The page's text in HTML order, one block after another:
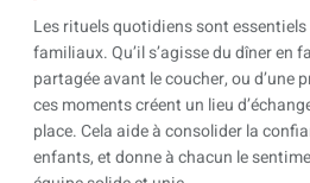
Les rituels quotidiens sont
familiaux. Qu’il s’agisse du dîner en
partagée avant le coucher, ou d’une
ces moments créent un lieu
place. Cela aide à consolider la
enfants, et donne à chacun le